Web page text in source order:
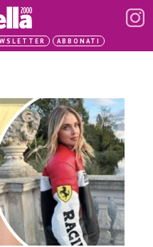
ABBONATI